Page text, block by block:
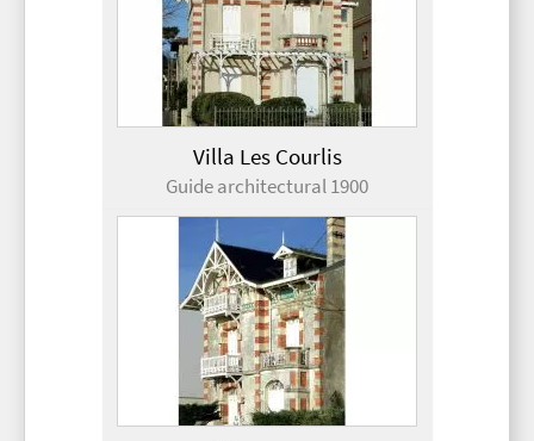
Villa Les Courlis
Guide architectural 1900